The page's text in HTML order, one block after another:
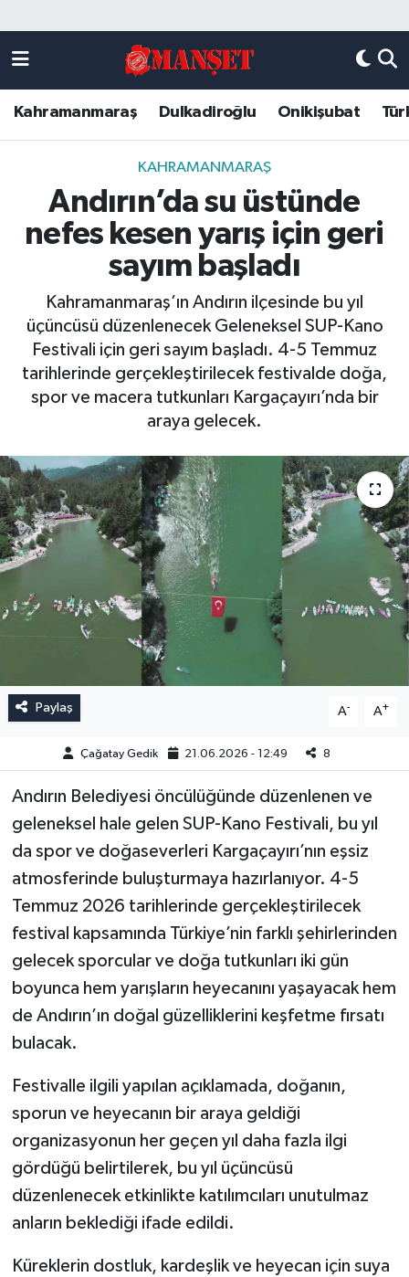
Kahramanmaraş Dulkadiroğlu Onikişubat
KAHRAMANMARAŞ
Andırın’da su üstünde
nefes kesen yarış için geri
sayım başladı
Kahramanmaraş’ın Andırın ilçesinde bu yıl
üçüncüsü düzenlenecek Geleneksel SUP-Kano
Festivali için geri sayım başladı. 4-5 Temmuz
tarihlerinde gerçekleştirilecek festivalde doğa,
spor ve macera tutkunları Kargaçayırı’nda bir
araya gelecek.
Paylaş A- A+
Çağatay Gedik 21.06.2026 - 12:49 8
Andırın Belediyesi öncülüğünde düzenlenen ve
geleneksel hale gelen SUP-Kano Festivali, bu yıl
da spor ve doğaseverleri Kargaçayırı’nın eşsiz
atmosferinde buluşturmaya hazırlanıyor. 4-5
Temmuz 2026 tarihlerinde gerçekleştirilecek
festival kapsamında Türkiye’nin farklı şehirlerinden
gelecek sporcular ve doğa tutkunları iki gün
boyunca hem yarışların heyecanını yaşayacak hem
de Andırın’ın doğal güzelliklerini keşfetme fırsatı
bulacak.
Festivalle ilgili yapılan açıklamada, doğanın,
sporun ve heyecanın bir araya geldiği
organizasyonun her geçen yıl daha fazla ilgi
gördüğü belirtilerek, bu yıl üçüncüsü
düzenlenecek etkinlikte katılımcıları unutulmaz
anların beklediği ifade edildi.
Küreklerin dostluk, kardeşlik ve heyecan için suya
DULKADİROĞLU
KAHRAMANMARAŞ
ONİKİŞUBAT
Künye
Kahramanmaraş Nöbetçi Eczaneler
Kahramanmaraş Hava Durumu
Kahramanmaraş Trafik Yoğunluk Haritası
Süper Lig Puan Durumu ve Fikstür
Son Dakika Haberleri
Haber Arşivi